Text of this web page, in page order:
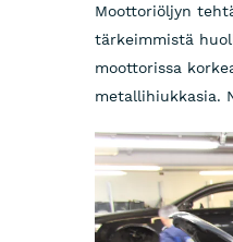
Moottoriöljyn
tärkeimmistä
moottorissa
metallihiukkasia.